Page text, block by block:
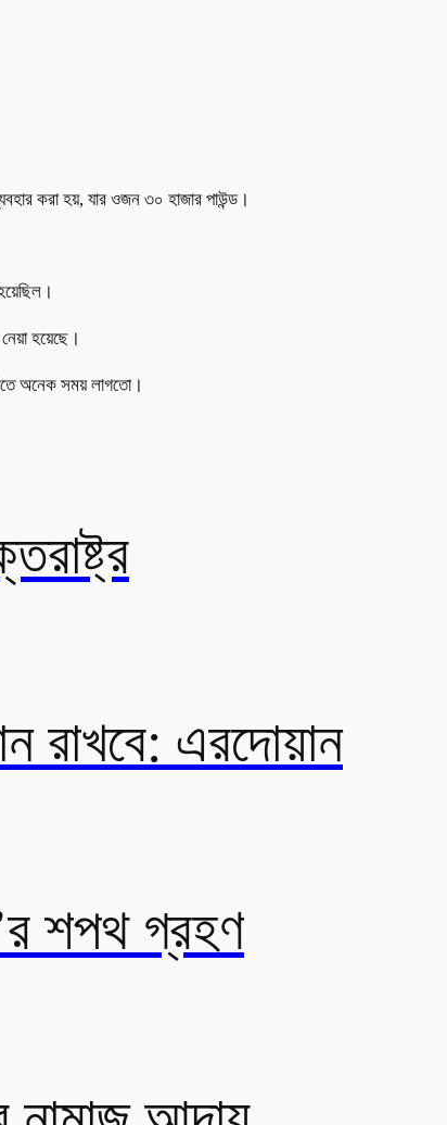
করা হয়, যার ওজন ৩০ হাজার পাউন্ড।
হয়েছে।
অনেক সময় লাগতো।
রাখবে: এরদোয়ান
শপথ গ্রহণ